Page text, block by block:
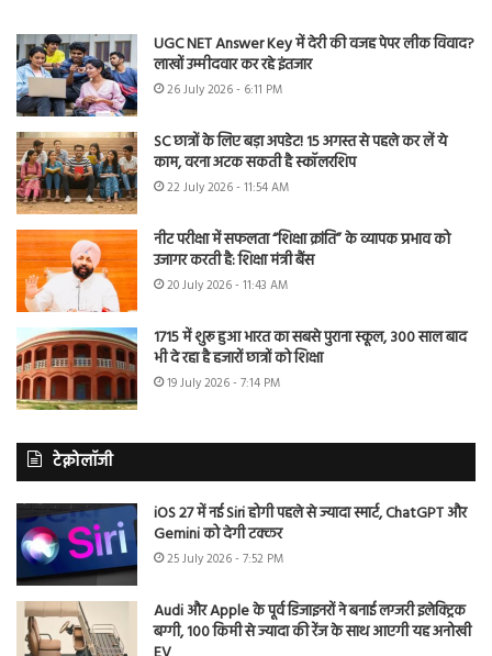
UGC NET Answer Key में देरी की वजह पेपर लीक विवाद?
लाखों उम्मीदवार कर रहे इंतजार
26 July 2026 - 6:11 PM
SC छात्रों के लिए बड़ा अपडेट! 15 अगस्त से पहले कर लें ये
काम, वरना अटक सकती है स्कॉलरशिप
22 July 2026 - 11:54 AM
नीट परीक्षा में सफलता “शिक्षा क्रांति” के व्यापक प्रभाव को
उजागर करती है: शिक्षा मंत्री बैंस
20 July 2026 - 11:43 AM
1715 में शुरू हुआ भारत का सबसे पुराना स्कूल, 300 साल बाद
भी दे रहा है हजारों छात्रों को शिक्षा
19 July 2026 - 7:14 PM
टेक्नोलॉजी
iOS 27 में नई Siri होगी पहले से ज्यादा स्मार्ट, ChatGPT और
Gemini को देगी टक्कर
25 July 2026 - 7:52 PM
Audi और Apple के पूर्व डिजाइनरों ने बनाई लग्जरी इलेक्ट्रिक
बग्गी, 100 किमी से ज्यादा की रेंज के साथ आएगी यह अनोखी